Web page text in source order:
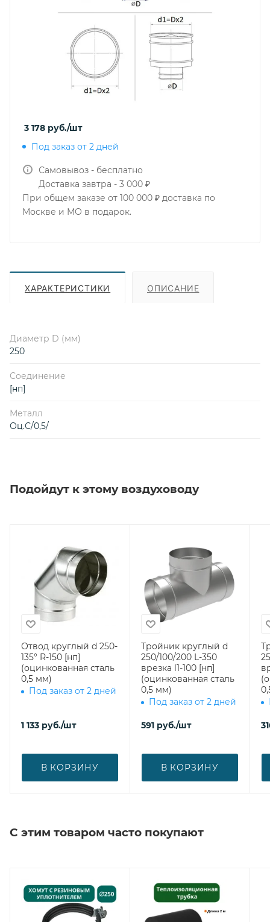
3 178 руб./шт
Под заказ от 2 дней
Самовывоз - бесплатно
Доставка завтра - 3 000 ₽
При общем заказе от 100 000 ₽ доставка по
Москве и МО в подарок.
ХАРАКТЕРИСТИКИ ОПИСАНИЕ
Диаметр D (мм)
250
Соединение
[нп]
Металл
Оц.С/0,5/
Подойдут к этому воздуховоду
Отвод круглый d 250-
135° R-150 [нп]
(оцинкованная сталь
0,5 мм)
Под заказ от 2 дней
1 133 руб./шт
В КОРЗИНУ
Тройник круглый d
250/100/200 L-350
врезка l1-100 [нп]
(оцинкованная сталь
0,5 мм)
Под заказ от 2 дней
591 руб./шт
В КОРЗИНУ
С этим товаром часто покупают